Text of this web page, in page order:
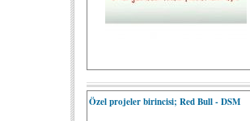
Özel projeler birincisi; Red Bull - DSM